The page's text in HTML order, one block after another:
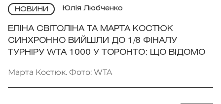
НОВИНИ Юлія Любченко
ЕЛІНА СВІТОЛІНА ТА МАРТА КОСТЮК
СИНХРОННО ВИЙШЛИ ДО 1/8 ФІНАЛУ
ТУРНІРУ WTA 1000 У ТОРОНТО: ЩО ВІДОМО
Марта Костюк. Фото: WTA